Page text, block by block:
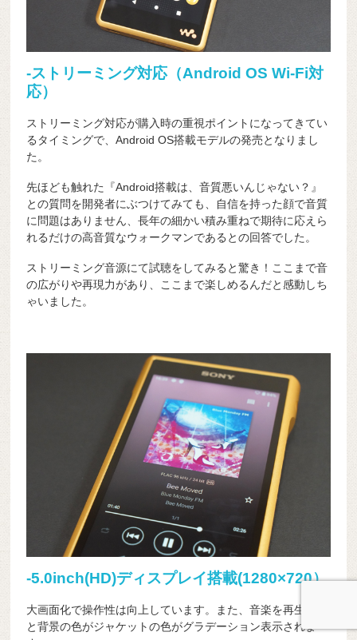
-ストリーミング対応（Android OS Wi-Fi対
応）
ストリーミング対応が購入時の重視ポイントになってきてい
るタイミングで、Android OS搭載モデルの発売となりまし
た。
先ほども触れた『Android搭載は、音質悪いんじゃない？』
との質問を開発者にぶつけてみても、自信を持った顔で音質
に問題はありません、長年の細かい積み重ねで期待に応えら
れるだけの高音質なウォークマンであるとの回答でした。
ストリーミング音源にて試聴をしてみると驚き！ここまで音
の広がりや再現力があり、ここまで楽しめるんだと感動しち
ゃいました。
-5.0inch(HD)ディスプレイ搭載(1280×720）
大画面化で操作性は向上しています。また、音楽を再生する
と背景の色がジャケットの色がグラデーション表示されま